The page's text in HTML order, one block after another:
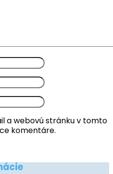
a webovú stránku v tomto
komentáre.